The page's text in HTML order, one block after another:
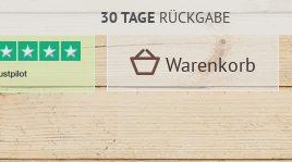
30 TAGERÜCKGABE
Warenkorb